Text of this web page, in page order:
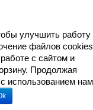
улучшить работу
файлов cookies
с сайтом и
Продолжая
использованием